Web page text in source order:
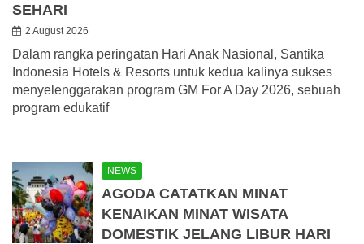
SEHARI
2 August 2026
Dalam rangka peringatan Hari Anak Nasional, Santika
Indonesia Hotels & Resorts untuk kedua kalinya sukses
menyelenggarakan program GM For A Day 2026, sebuah
program edukatif
NEWS
AGODA CATATKAN MINAT
KENAIKAN MINAT WISATA
DOMESTIK JELANG LIBUR HARI